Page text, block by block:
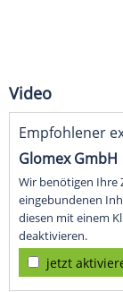
Video
Empfohlener
Glomex GmbH
Wir benötigen Ihre
eingebundenen
diesen mit einem
deaktivieren.
jetzt